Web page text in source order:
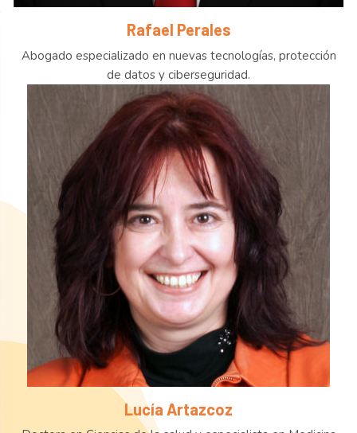
Rafael Perales
Abogado especializado en nuevas tecnologías, protección
de datos y ciberseguridad.
Lucía Artazcoz